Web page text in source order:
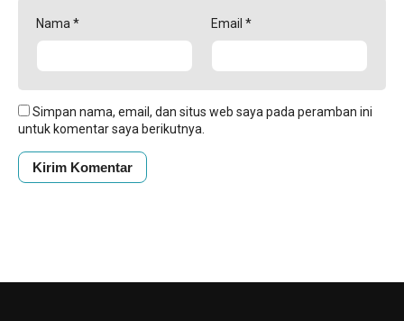
Nama * Email *
Simpan nama, email, dan situs web saya pada peramban ini
untuk komentar saya berikutnya.